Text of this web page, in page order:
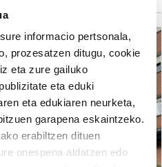
sure informacio pertsonala,
prozesatzen ditugu, cookie
eta zure gailuko
eta eduki
eta edukiaren neurketa,
garapena eskaintzeko.
erabiltzen dituen
onespena aldatzen edo